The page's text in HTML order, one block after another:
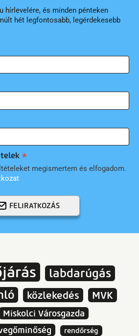
hírlevelére, és minden pénteken
hét legfontosabb, legérdekesebb
megismertem és elfogadom.
FELIRATKOZÁS
labdarúgás
közlekedés MVK
Miskolci Városgazda
rendőrség